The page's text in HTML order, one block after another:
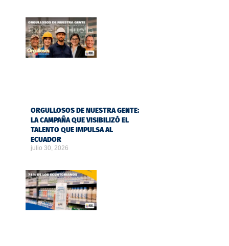
ORGULLOSOS DE NUESTRA GENTE:
LA CAMPAÑA QUE VISIBILIZÓ EL
TALENTO QUE IMPULSA AL
ECUADOR
julio 30, 2026